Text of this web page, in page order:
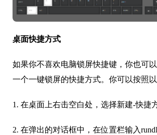
桌面快捷方式
如果你不喜欢电脑锁屏快捷键，你也可
一个一键锁屏的快捷方式。你可以按照以
1. 在桌面上右击空白处，选择新建-快捷
2. 在弹出的对话框中，在位置栏输入